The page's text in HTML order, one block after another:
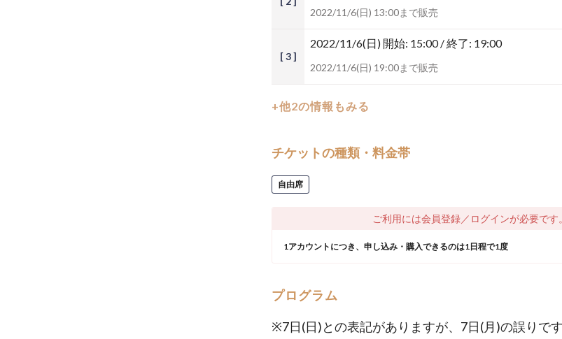
2022/11/6(日) 13:00まで販売
[ 3 ]
2022/11/6(日) 開始: 15:00 / 終了: 19:00
2022/11/6(日) 19:00まで販売
+他2の情報もみる
チケットの種類・料金帯
自由席
ご利用には会員登録／ログインが必要です。
1アカウントにつき、申し込み・購入できるのは1日程で1度
プログラム
※7日(日)との表記がありますが、7日(月)の誤りで